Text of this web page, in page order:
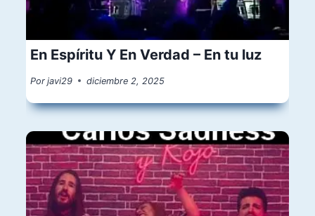
En Espíritu Y En Verdad – En tu luz
Por javi29 diciembre 2, 2025